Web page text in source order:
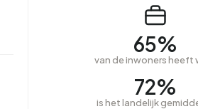
65%
van de inwoners heeft
72%
is het landelijk